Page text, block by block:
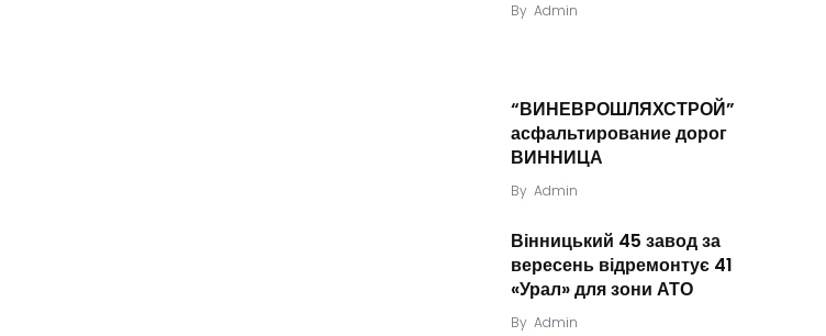
By Admin
“ВИНЕВРОШЛЯХСТРОЙ”
асфальтирование дорог
ВИННИЦА
By Admin
Вінницький 45 завод за
вересень відремонтує 41
«Урал» для зони АТО
By Admin